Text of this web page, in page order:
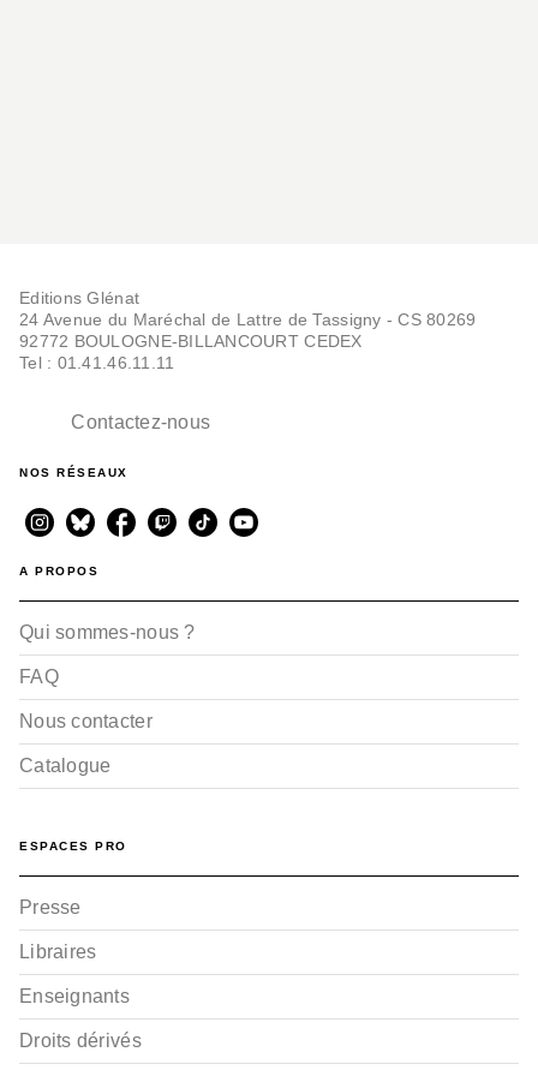
Editions Glénat
24 Avenue du Maréchal de Lattre de Tassigny - CS 80269
92772 BOULOGNE-BILLANCOURT CEDEX
Tel : 01.41.46.11.11
Contactez-nous
NOS RÉSEAUX
A PROPOS
Qui sommes-nous ?
FAQ
Nous contacter
Catalogue
ESPACES PRO
Presse
Libraires
Enseignants
Droits dérivés